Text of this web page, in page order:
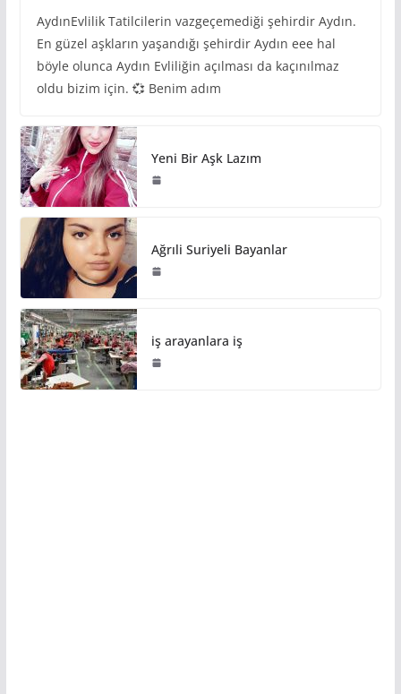
AydınEvlilik Tatilcilerin vazgeçemediği şehirdir Aydın.
En güzel aşkların yaşandığı şehirdir Aydın eee hal
böyle olunca Aydın Evliliğin açılması da kaçınılmaz
oldu bizim için. 💞 Benim adım
Yeni Bir Aşk Lazım
Ağrıli Suriyeli Bayanlar
iş arayanlara iş